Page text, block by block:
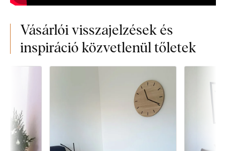
Vásárlói visszajelzések és
inspiráció közvetlenül tőletek